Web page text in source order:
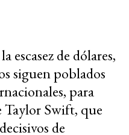
escasez de dólares,
siguen poblados
para
Taylor Swift, que
de